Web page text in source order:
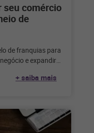
seu comércio
de
de franquias para
e expandir
+ saiba mais